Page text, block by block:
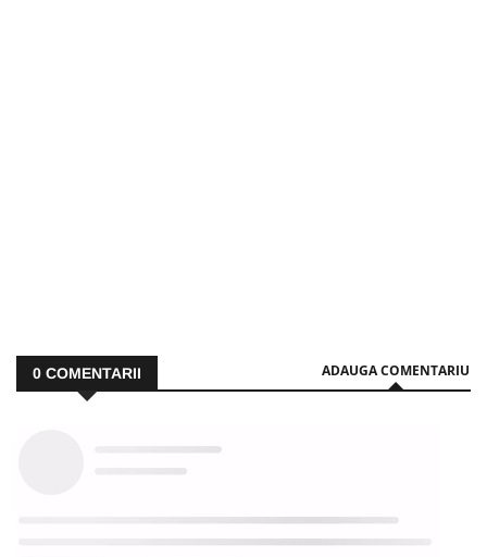
0 COMENTARII ADAUGA COMENTARIU